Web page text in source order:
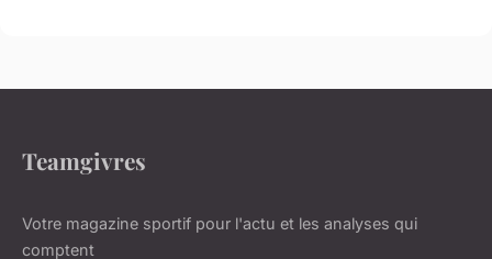
Teamgivres
Votre magazine sportif pour l'actu et les analyses qui
comptent